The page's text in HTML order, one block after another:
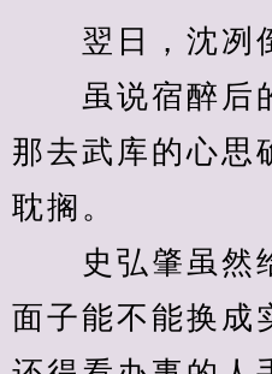
翌日，沈冽倒
虽说宿醉后
那去武库的心思
耽搁。
史弘肇虽然
面子能不能换成